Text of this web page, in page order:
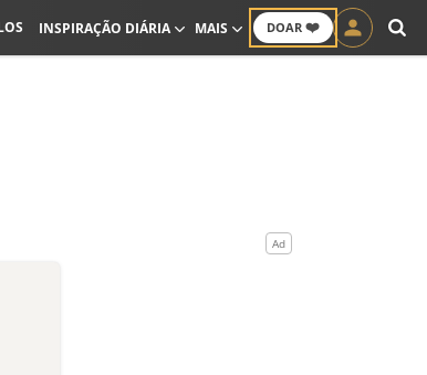
DOAR ❤️
INSPIRAÇÃO DIÁRIA MAIS